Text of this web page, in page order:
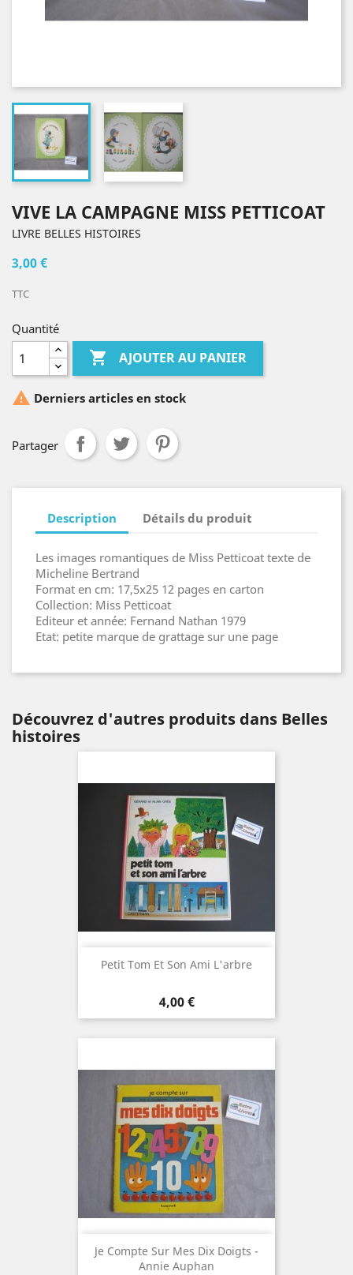
VIVE LA CAMPAGNE MISS PETTICOAT
LIVRE BELLES HISTOIRES
3,00 €
TTC
Quantité
 AJOUTER AU PANIER
 Derniers articles en stock
Partager
Description Détails du produit
Les images romantiques de Miss Petticoat texte de
Micheline Bertrand
Format en cm: 17,5x25 12 pages en carton
Collection: Miss Petticoat
Editeur et année: Fernand Nathan 1979
Etat: petite marque de grattage sur une page
Découvrez d'autres produits dans Belles
histoires
Petit Tom Et Son Ami L'arbre
Prix
4,00 €
Je Compte Sur Mes Dix Doigts -
Annie Auphan